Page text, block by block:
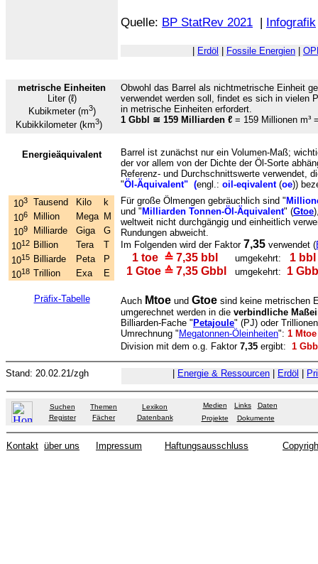
Quelle: BP StatRev 2021 | Infografik
Erdöl Fossile Energien
metrische Einheiten
Liter (ℓ)
Kubikmeter (m3)
Kubikkilometer (km3)
Obwohl das Barrel als nichtmetrische Einheit
verwendet werden soll, findet es sich in vielen
in metrische Einheiten erfordert.
1 Gbbl ≅ 159 Milliarden ℓ = 159 Millionen m³
Energieäquivalent
Barrel ist zunächst nur ein Volumen-Maß;
der vor allem von der Dichte der Öl-Sorte
Referenz- und Durchschnittswerte verwendet,
"Öl-Äquivalent" (engl.: oil-eqivalent(oe))
103 Tausend Kilo
k
106 Million Mega M
109 Milliarde Giga
G
1012 Billion Tera
T
1015 Billiarde Peta
P
1018 Trillion Exa E
Präfix-Tabelle
Für große Ölmengen gebräuchlich sind "
und " Milliarden Tonnen-Öl-Äquivalent" (Gtoe
weltweit nicht durchgängig und einheitlich
Rundungen abweicht.
Im Folgenden wird der Faktor 7,35 verwendet (
1 toe ≙ 7,35 bbl umgekehrt:
1
1 Gtoe ≙ 7,35 Gbbl umgekehrt: 1
Auch Mtoe und Gtoe sind keine metrischen
umgerechnet werden in die verbindliche
Billiarden-Fache " Petajoule" (PJ) oder
Umrechnung " Megatonnen-Öleinheiten": 1
Division mit dem o.g. Faktor 7,35 ergibt: 1
Stand: 20.02.21/zgh Energie & Ressourcen Erdöl
Suchen Themen
Lexikon
Register
Fächer Datenbank
Medien Links
Daten
Projekte
Dokumente
Kontakt über uns Impressum Haftungsausschluss